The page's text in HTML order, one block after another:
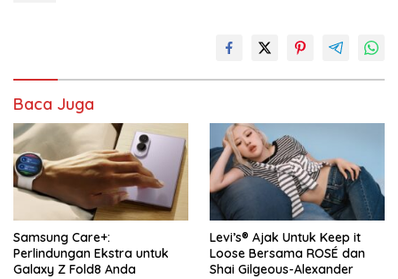
Baca Juga
Samsung Care+:
Perlindungan Ekstra untuk
Galaxy Z Fold8 Anda
Levi’s® Ajak Untuk Keep it
Loose Bersama ROSÉ dan
Shai Gilgeous-Alexander